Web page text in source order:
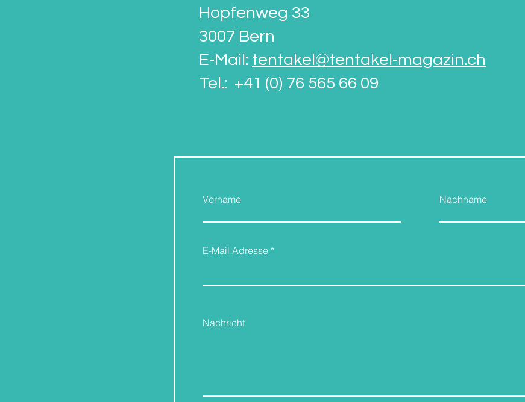
Hopfenweg 33
3007 Bern
E-Mail: tentakel@tentakel-magazin.ch
Tel.: +41 (0) 76 565 66 09
Vorname Nachname
E-Mail Adresse
Nachricht